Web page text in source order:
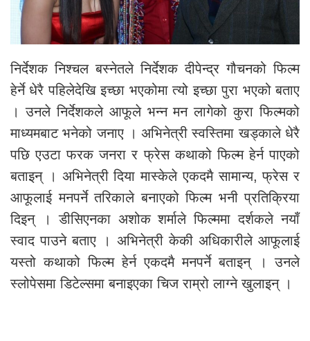
निर्देशक निश्चल बस्नेतले निर्देशक दीपेन्द्र गौचनको फिल्म
हेर्ने धेरै पहिलेदेखि इच्छा भएकोमा त्यो इच्छा पुरा भएको बताए
। उनले निर्देशकले आफूले भन्न मन लागेको कुरा फिल्मको
माध्यमबाट भनेको जनाए । अभिनेत्री स्वस्तिमा खड्काले धेरै
पछि एउटा फरक जनरा र फ्रेस कथाको फिल्म हेर्न पाएको
बताइन् । अभिनेत्री दिया मास्केले एकदमै सामान्य, फ्रेस र
आफूलाई मनपर्ने तरिकाले बनाएको फिल्म भनी प्रतिक्रिया
दिइन् । डीसिएनका अशोक शर्माले फिल्ममा दर्शकले नयाँ
स्वाद पाउने बताए । अभिनेत्री केकी अधिकारीले आफूलाई
यस्तो कथाको फिल्म हेर्न एकदमै मनपर्ने बताइन् । उनले
स्लोपेसमा डिटेल्समा बनाइएका चिज राम्रो लाग्ने खुलाइन् ।